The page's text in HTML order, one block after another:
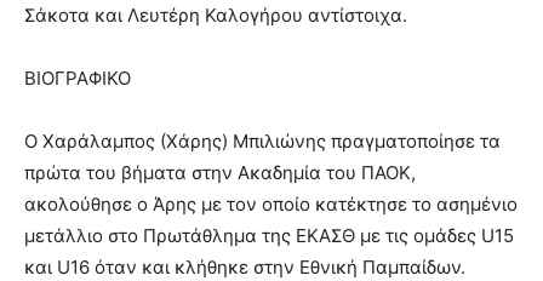
Σάκοτα και Λευτέρη Καλογήρου αντίστοιχα.
ΒΙΟΓΡΑΦΙΚΟ
Ο Χαράλαμπος (Χάρης) Μπιλιώνης πραγματοποίησε τα
πρώτα του βήματα στην Ακαδημία του ΠΑΟΚ,
ακολούθησε ο Άρης με τον οποίο κατέκτησε το ασημένιο
μετάλλιο στο Πρωτάθλημα της ΕΚΑΣΘ με τις ομάδες U15
και U16 όταν και κλήθηκε στην Εθνική Παμπαίδων.